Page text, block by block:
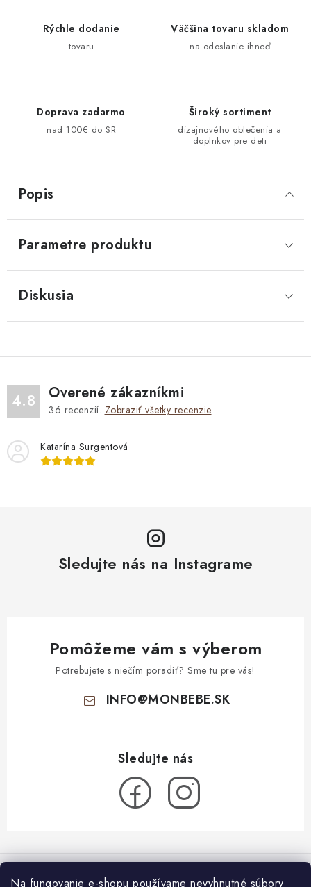
Na fungovanie e-shopu používame nevyhnutné súbory
Rýchle dodanie
tovaru
Väčšina tovaru skladom
na odoslanie ihneď
Doprava zadarmo
nad 100€ do SR
Široký sortiment
dizajnového oblečenia a
doplnkov pre deti
Popis
Parametre produktu
Diskusia
4.8 Overené zákazníkmi
36 recenzií. Zobraziť všetky recenzie
Katarína Surgentová
Sledujte nás na Instagrame
Pomôžeme vám s výberom
Potrebujete s niečím poradiť? Sme tu pre vás!
INFO@MONBEBE.SK
á